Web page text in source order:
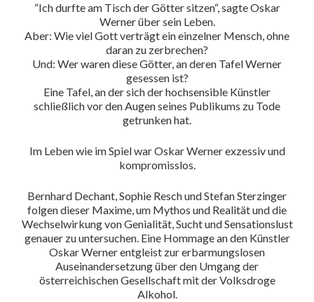
“Ich durfte am Tisch der Götter sitzen“, sagte Oskar
Werner über sein Leben.
Aber: Wie viel Gott verträgt ein einzelner Mensch, ohne
daran zu zerbrechen?
Und: Wer waren diese Götter, an deren Tafel Werner
gesessen ist?
Eine Tafel, an der sich der hochsensible Künstler
schließlich vor den Augen seines Publikums zu Tode
getrunken hat.
Im Leben wie im Spiel war Oskar Werner exzessiv und
kompromisslos.
Bernhard Dechant, Sophie Resch und Stefan Sterzinger
folgen dieser Maxime, um Mythos und Realität und die
Wechselwirkung von Genialität, Sucht und Sensationslust
genauer zu untersuchen. Eine Hommage an den Künstler
Oskar Werner entgleist zur erbarmungslosen
Auseinandersetzung über den Umgang der
österreichischen Gesellschaft mit der Volksdroge
Alkohol.